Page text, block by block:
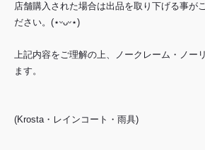
店舗購入された場合は出品を取り下げる事が
ださい。(⋆ᵕᴗᵕ⋆)
上記内容をご理解の上、ノークレーム・ノー
ます。
(Krosta・レインコート・雨具)